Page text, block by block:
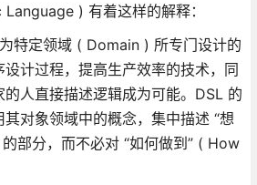
) 有着这样的解释：
特定领域 ( Domain ) 所专门设计的
计过程，提高生产效率的技术，同
人直接描述逻辑成为可能。DSL 的
对象领域中的概念，集中描述 “想
部分，而不必对 “如何做到” ( How